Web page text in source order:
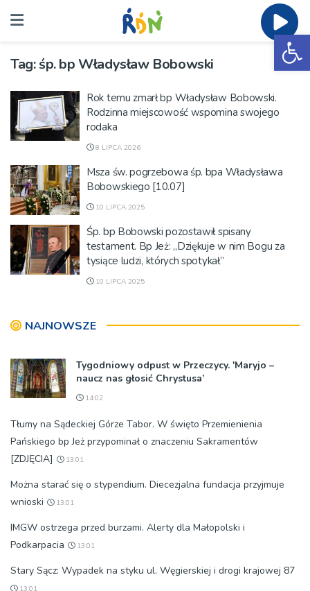
Tag:śp. bp Władysław Bobowski
Rok temu zmarł bp Władysław Bobowski.
Rodzinna miejscowość wspomina swojego
rodaka
8 LIPCA 2026
Msza św. pogrzebowa śp. bpa Władysława
Bobowskiego [10.07]
10 LIPCA 2025
Śp. bp Bobowski pozostawił spisany
testament. Bp Jeż: „Dziękuje w nim Bogu za
tysiące ludzi, których spotykał”
10 LIPCA 2025
NAJNOWSZE
Tygodniowy odpust w Przeczycy. 'Maryjo –
naucz nas głosić Chrystusa’
14:02
Tłumy na Sądeckiej Górze Tabor. W święto Przemienienia
Pańskiego bp Jeż przypominał o znaczeniu Sakramentów
[ZDJĘCIA]
13:01
Można starać się o stypendium. Diecezjalna fundacja przyjmuje
wnioski
13:01
IMGW ostrzega przed burzami. Alerty dla Małopolski i
Podkarpacia
13:01
Stary Sącz: Wypadek na styku ul. Węgierskiej i drogi krajowej 87
13:01